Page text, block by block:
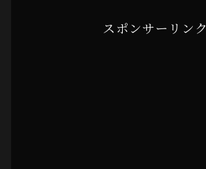
スポンサーリンク